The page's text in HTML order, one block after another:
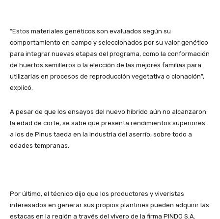
“Estos materiales genéticos son evaluados según su
comportamiento en campo y seleccionados por su valor genético
para integrar nuevas etapas del programa, como la conformación
de huertos semilleros o la elección de las mejores familias para
utilizarlas en procesos de reproducción vegetativa o clonación”,
explicó.
A pesar de que los ensayos del nuevo híbrido aún no alcanzaron
la edad de corte, se sabe que presenta rendimientos superiores
a los de Pinus taeda en la industria del aserrío, sobre todo a
edades tempranas.
Por último, el técnico dijo que los productores y viveristas
interesados en generar sus propios plantines pueden adquirir las
estacas en la región a través del vivero de la firma PINDO S.A.